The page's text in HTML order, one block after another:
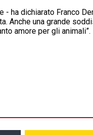
- ha dichiarato Franco
Anche una grande
amore per gli animali”.